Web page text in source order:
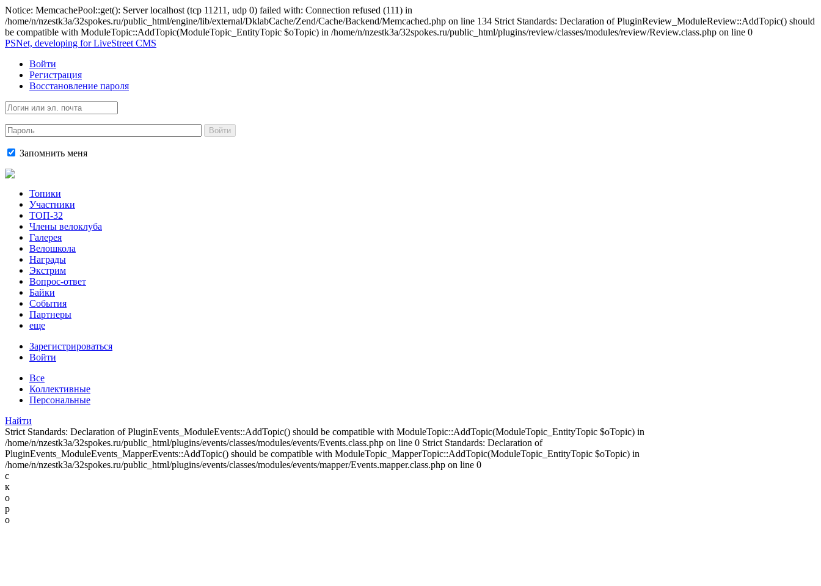
Notice: MemcachePool::get(): Server localhost (tcp 11211, udp 0) failed with: Connection refused (111) in
/home/n/nzestk3a/32spokes.ru/public_html/engine/lib/external/DklabCache/Zend/Cache/Backend/Memcached.php on line 134 Strict Standards: Declaration of PluginReview_ModuleReview::AddTopic() should
be compatible with ModuleTopic::AddTopic(ModuleTopic_EntityTopic $oTopic) in /home/n/nzestk3a/32spokes.ru/public_html/plugins/review/classes/modules/review/Review.class.php on line 0
PSNet, developing for LiveStreet CMS
Войти
Регистрация
Восстановление пароля
Войти
Запомнить меня
Топики
Участники
ТОП-32
Члены велоклуба
Галерея
Велошкола
Награды
Экстрим
Вопрос-ответ
Байки
События
Партнеры
еще
Зарегистрироваться
Войти
Все
Коллективные
Персональные
Найти
Strict Standards: Declaration of PluginEvents_ModuleEvents::AddTopic() should be compatible with ModuleTopic::AddTopic(ModuleTopic_EntityTopic $oTopic) in
/home/n/nzestk3a/32spokes.ru/public_html/plugins/events/classes/modules/events/Events.class.php on line 0 Strict Standards: Declaration of
PluginEvents_ModuleEvents_MapperEvents::AddTopic() should be compatible with ModuleTopic_MapperTopic::AddTopic(ModuleTopic_EntityTopic $oTopic) in
/home/n/nzestk3a/32spokes.ru/public_html/plugins/events/classes/modules/events/mapper/Events.mapper.class.php on line 0
с
к
о
р
о